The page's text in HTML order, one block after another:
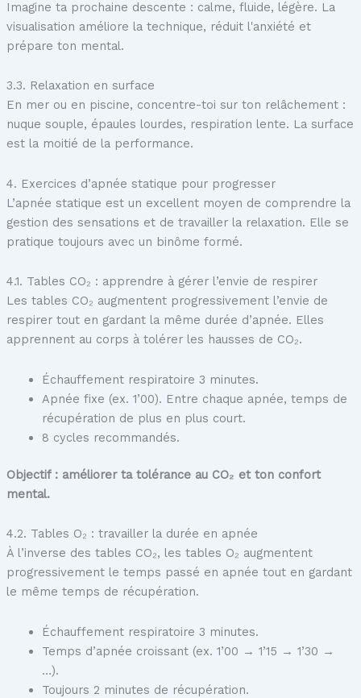
Imagine ta prochaine descente : calme, fluide, légère. La
visualisation améliore la technique, réduit l'anxiété et
prépare ton mental.
3.3. Relaxation en surface
En mer ou en piscine, concentre-toi sur ton relâchement :
nuque souple, épaules lourdes, respiration lente. La surface
est la moitié de la performance.
4. Exercices d’apnée statique pour progresser
L’apnée statique est un excellent moyen de comprendre la
gestion des sensations et de travailler la relaxation. Elle se
pratique toujours avec un binôme formé.
4.1. Tables CO₂ : apprendre à gérer l’envie de respirer
Les tables CO₂ augmentent progressivement l’envie de
respirer tout en gardant la même durée d’apnée. Elles
apprennent au corps à tolérer les hausses de CO₂.
Échauffement respiratoire 3 minutes.
Apnée fixe (ex. 1’00). Entre chaque apnée, temps de
récupération de plus en plus court.
8 cycles recommandés.
Objectif : améliorer ta tolérance au CO₂ et ton confort
mental.
4.2. Tables O₂ : travailler la durée en apnée
À l’inverse des tables CO₂, les tables O₂ augmentent
progressivement le temps passé en apnée tout en gardant
le même temps de récupération.
Échauffement respiratoire 3 minutes.
Temps d’apnée croissant (ex. 1’00 → 1’15 → 1’30 →
…).
Toujours 2 minutes de récupération.